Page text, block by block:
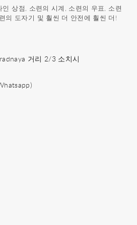
인 상점, 소련의 시계, 소련의 우표, 소련
의 도자기 및 훨씬 더 안전에 훨씬 더!
거리 2/3 소치시